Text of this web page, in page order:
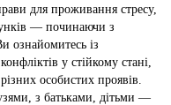
для проживання стресу,
— починаючи з
ознайомитесь із
у стійкому стані,
особистих проявів.
з батьками, дітьми —